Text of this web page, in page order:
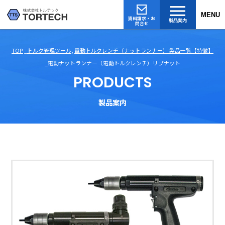
資料請求・お
問合せ
製品案内
MENU
TOP トルク管理ツール 電動トルクレンチ（ナットランナー） 製品一覧【特徴】
電動ナットランナー（電動トルクレンチ）リブナット
PRODUCTS
製品案内